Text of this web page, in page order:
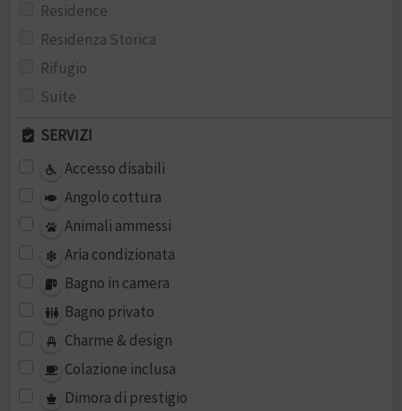
Residence
Residenza Storica
Rifugio
Suite
SERVIZI
Accesso disabili
Angolo cottura
Animali ammessi
Aria condizionata
Bagno in camera
Bagno privato
Charme & design
Colazione inclusa
Dimora di prestigio